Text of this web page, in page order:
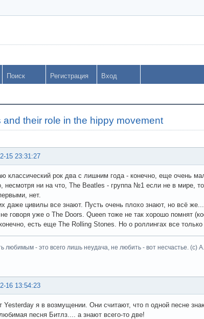
Поиск Регистрация Вход
and their role in the hippy movement
15 23:31:27
классический рок два с лишним года - конечно, еще очень
несмотря ни на что, The Beatles - группа №1 если не в мире,
нет.
даже цивилы все знают. Пусть очень плохо знают, но всё
говоря уже о The Doors. Queen тоже не так хорошо помнят
есть еще The Rolling Stones. Но о роллингах все
любимым - это всего лишь неудача, не любить - вот несчастье. (с)
16 13:54:23
Yesterday я в возмущении. Они считают, что п одной песне
песня Битлз.... а знают всего-то две!